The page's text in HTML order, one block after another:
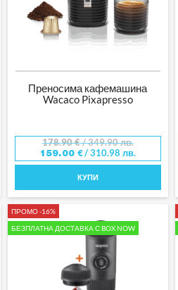
Преносима кафемашина
Wacaco Pixapresso
178.90€/ 349.90 лв.
159.00€/ 310.98 лв.
КУПИ
ПРОМО -16%
БЕЗПЛАТНА ДОСТАВКА С BOX NOW